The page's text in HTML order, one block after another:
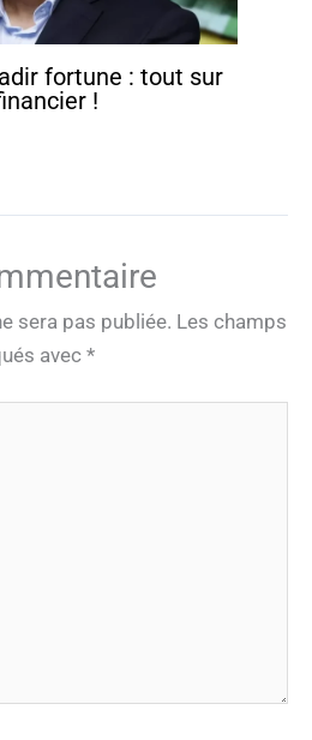
fortune : tout sur
!
sera pas publiée. Les champs
avec *